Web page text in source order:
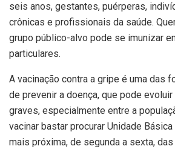
seis anos, gestantes, puérperas,
crônicas e profissionais da saúde.
grupo público-alvo pode se imunizar
particulares.
A vacinação contra a gripe é uma das
de prevenir a doença, que pode evoluir
graves, especialmente entre a
vacinar bastar procurar Unidade
mais próxima, de segunda a sexta, das